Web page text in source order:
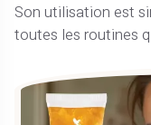
Son utilisation est
toutes les routines